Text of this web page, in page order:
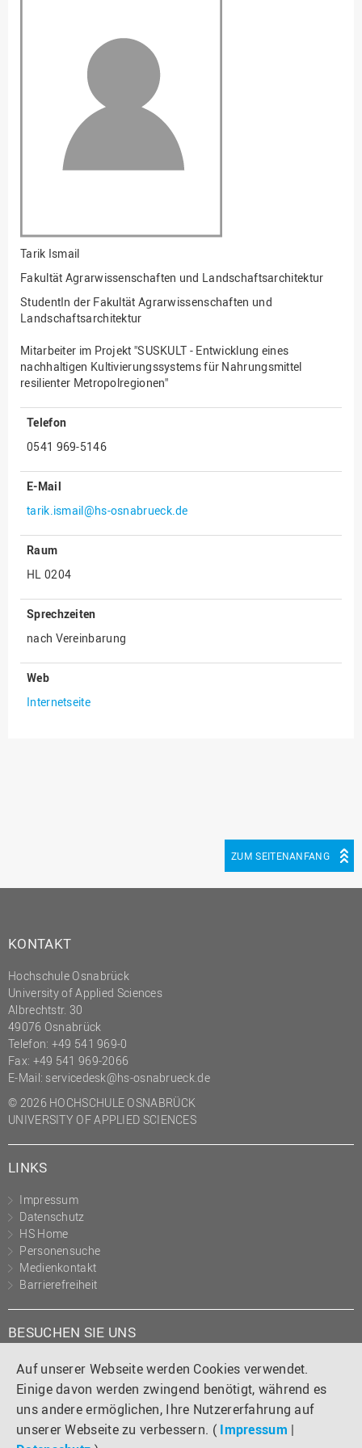
Auf unserer Webseite werden Cookies verwendet.
Einige davon werden zwingend benötigt, während es
uns andere ermöglichen, Ihre Nutzererfahrung auf
unserer Webseite zu verbessern. ( Impressum |
und Informatik
Fakultät Management,
Kultur und Technik
Fakultät Wirtschafts- und
Sozialwissenschaften
Finanzen
Gesellschaftliches
Hochschulleitung
Hochschulplanung/-
strategie
Innenrevision
Institut für Musik
IT Service Center
Marketing
LearningCenter
Nachhaltigkeit
Personalrat
Präsidialbüro
Professional School
Projekte des Präsidiums
Tarik Ismail
Fakultät Agrarwissenschaften und Landschaftsarchitektur
StudentIn der Fakultät Agrarwissenschaften und
Landschaftsarchitektur
Mitarbeiter im Projekt "SUSKULT - Entwicklung eines
nachhaltigen Kultivierungssystems für Nahrungsmittel
resilienter Metropolregionen"
Telefon
0541 969-5146
E-Mail
tarik.ismail@hs-osnabrueck.de
Raum
HL 0204
Sprechzeiten
nach Vereinbarung
Web
Internetseite
ZUM SEITENANFANG
KONTAKT
Hochschule Osnabrück
University of Applied Sciences
Albrechtstr. 30
49076 Osnabrück
Telefon: +49 541 969-0
Fax: +49 541 969-2066
E-Mail: servicedesk@hs-osnabrueck.de
© 2026 HOCHSCHULE OSNABRÜCK
UNIVERSITY OF APPLIED SCIENCES
LINKS
Impressum
Datenschutz
HS Home
Personensuche
Medienkontakt
Barrierefreiheit
BESUCHEN SIE UNS
Instagram
TiktokLinkedIn
YouTube
Facebook